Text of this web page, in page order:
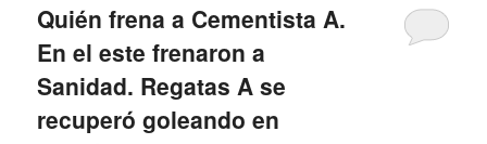
Quién frena a Cementista A.
En el este frenaron a
Sanidad. Regatas A se
recuperó goleando en